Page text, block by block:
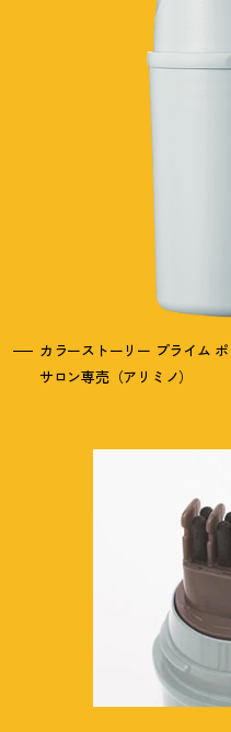
カラーストーリー プライム
サロン専売（アリミノ）